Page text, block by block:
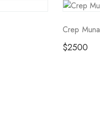
Crep Muna
$2500